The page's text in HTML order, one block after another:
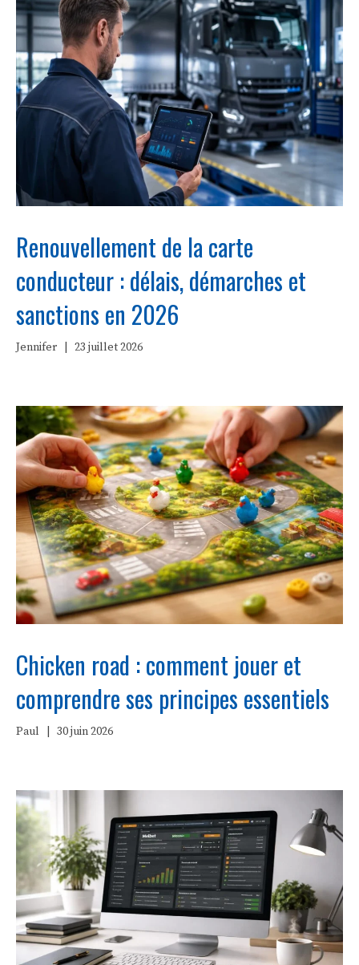
Renouvellement de la carte
conducteur : délais, démarches et
sanctions en 2026
Jennifer 23 juillet 2026
Chicken road : comment jouer et
comprendre ses principes essentiels
Paul 30 juin 2026